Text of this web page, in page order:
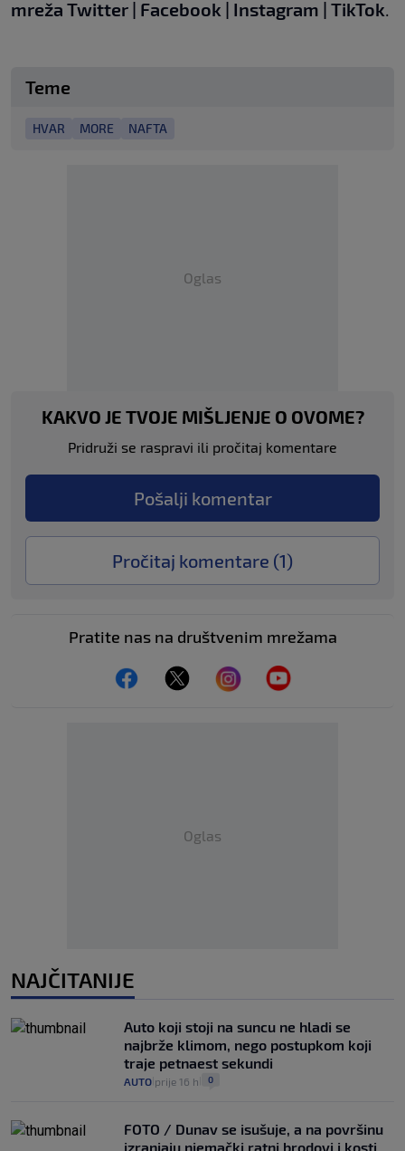
mreža Twitter | Facebook | Instagram | TikTok.
Teme
HVAR MORE NAFTA
Oglas
KAKVO JE TVOJE MIŠLJENJE O OVOME?
Pridruži se raspravi ili pročitaj komentare
Pošalji komentar
Pročitaj komentare (1)
Pratite nas na društvenim mrežama
Oglas
NAJČITANIJE
Auto koji stoji na suncu ne hladi se
najbrže klimom, nego postupkom koji
traje petnaest sekundi
AUTO prije 16 h 0
FOTO / Dunav se isušuje, a na površinu
izranjaju njemački ratni brodovi i kosti